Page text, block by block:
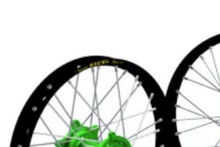
Las
opciones
pueden
elegir